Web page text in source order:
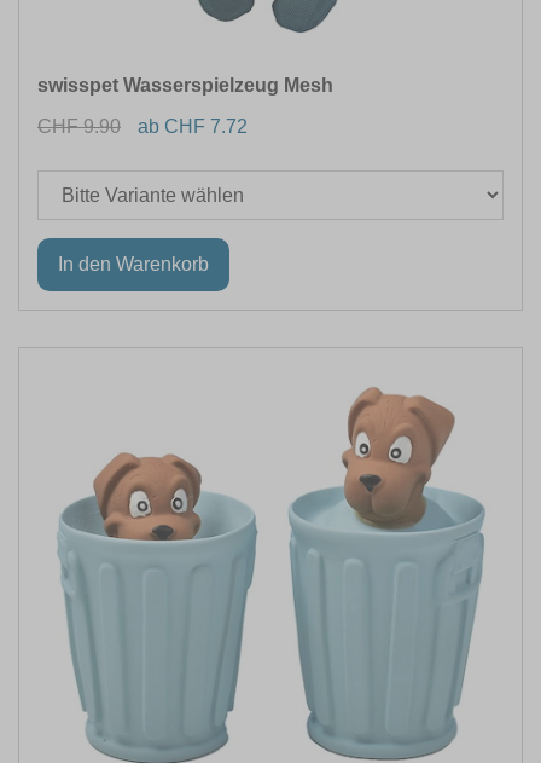
swisspet Wasserspielzeug Mesh
CHF 9.90
ab CHF 7.72